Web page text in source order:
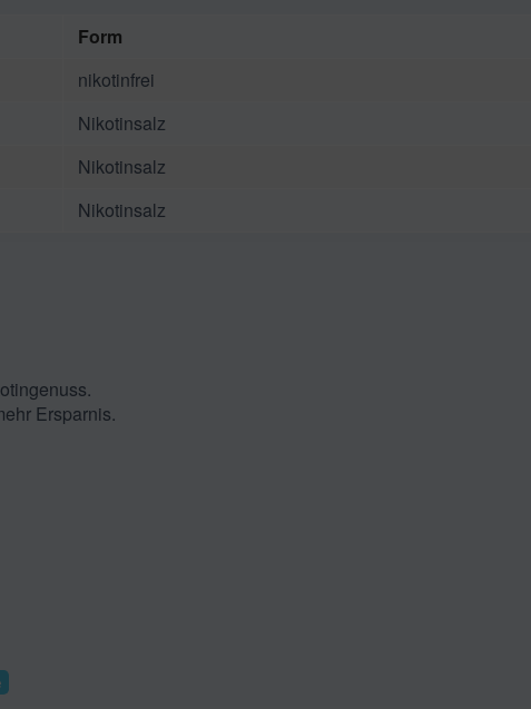
Form
nikotinfrei
Nikotinsalz
Nikotinsalz
Nikotinsalz
Ersparnis.